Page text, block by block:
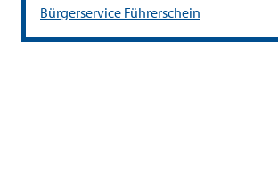
Bürgerservice Führerschein